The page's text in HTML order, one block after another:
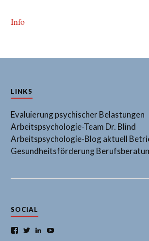
Info
LINKS
Evaluierung psychischer Belastungen
Arbeitspsychologie-Team Dr. Blind
Arbeitspsychologie-Blog aktuell
Gesundheitsförderung
SOCIAL
Facebook
TwitterLinkedIn
YouTube